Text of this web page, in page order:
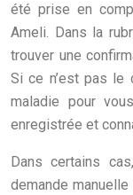
été prise en
Ameli. Dans la
trouver une
Si ce n’est pas le
maladie pour
enregistrée et
Dans certains
demande